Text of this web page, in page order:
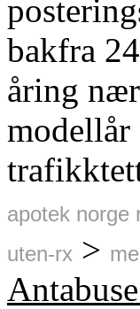
bakfra
åring
apotek norge
uten-rx >